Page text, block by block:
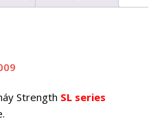
Strength SL series